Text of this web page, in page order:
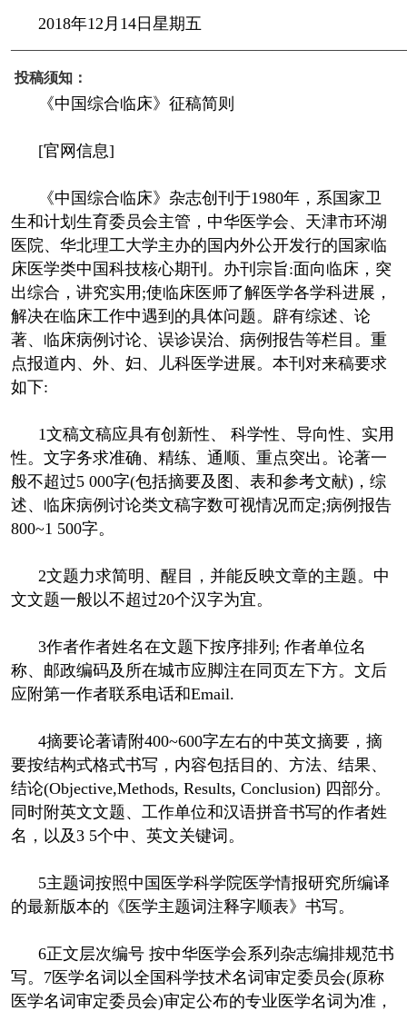
2018年12月14日星期五
投稿须知：
《中国综合临床》征稿简则
[官网信息]
《中国综合临床》杂志创刊于1980年，系国家卫
生和计划生育委员会主管，中华医学会、天津市环湖
医院、华北理工大学主办的国内外公开发行的国家临
床医学类中国科技核心期刊。办刊宗旨:面向临床，突
出综合，讲究实用;使临床医师了解医学各学科进展，
解决在临床工作中遇到的具体问题。辟有综述、论
著、临床病例讨论、误诊误治、病例报告等栏目。重
点报道内、外、妇、儿科医学进展。本刊对来稿要求
如下:
1文稿文稿应具有创新性、 科学性、导向性、实用
性。文字务求准确、精练、通顺、重点突出。论著一
般不超过5 000字(包括摘要及图、表和参考文献)，综
述、临床病例讨论类文稿字数可视情况而定;病例报告
800~1 500字。
2文题力求简明、醒目，并能反映文章的主题。中
文文题一般以不超过20个汉字为宜。
3作者作者姓名在文题下按序排列; 作者单位名
称、邮政编码及所在城市应脚注在同页左下方。文后
应附第一作者联系电话和Email.
4摘要论著请附400~600字左右的中英文摘要，摘
要按结构式格式书写，内容包括目的、方法、结果、
结论(Objective,Methods, Results, Conclusion) 四部分。
同时附英文文题、工作单位和汉语拼音书写的作者姓
名，以及3 5个中、英文关键词。
5主题词按照中国医学科学院医学情报研究所编译
的最新版本的《医学主题词注释字顺表》书写。
6正文层次编号 按中华医学会系列杂志编排规范书
写。7医学名词以全国科学技术名词审定委员会(原称
医学名词审定委员会)审定公布的专业医学名词为准，